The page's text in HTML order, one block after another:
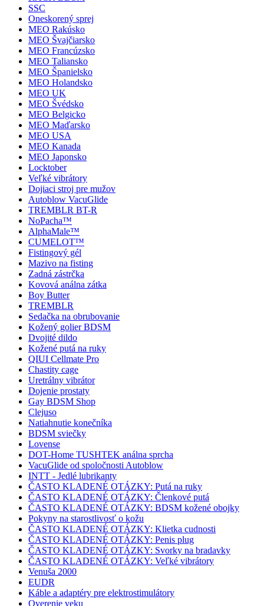
SSC
Oneskorený sprej
MEO Rakúsko
MEO Švajčiarsko
MEO Francúzsko
MEO Taliansko
MEO Španielsko
MEO Holandsko
MEO UK
MEO Švédsko
MEO Belgicko
MEO Maďarsko
MEO USA
MEO Kanada
MEO Japonsko
Locktober
Veľké vibrátory
Dojiaci stroj pre mužov
Autoblow VacuGlide
TREMBLR BT-R
NoPacha™
AlphaMale™
CUMELOT™
Fistingový gél
Mazivo na fisting
Zadná zástrčka
Kovová análna zátka
Boy Butter
TREMBLR
Sedačka na obrubovanie
Kožený golier BDSM
Dvojité dildo
Kožené putá na ruky
QIUI Cellmate Pro
Chastity cage
Uretrálny vibrátor
Dojenie prostaty
Gay BDSM Shop
Clejuso
Natiahnutie konečníka
BDSM sviečky
Lovense
DOT-Home TUSHTEK análna sprcha
VacuGlide od spoločnosti Autoblow
INTT - Jedlé lubrikanty
ČASTO KLADENÉ OTÁZKY: Putá na ruky
ČASTO KLADENÉ OTÁZKY: Členkové putá
ČASTO KLADENÉ OTÁZKY: BDSM kožené obojky
Pokyny na starostlivosť o kožu
ČASTO KLADENÉ OTÁZKY: Klietka cudnosti
ČASTO KLADENÉ OTÁZKY: Penis plug
ČASTO KLADENÉ OTÁZKY: Svorky na bradavky
ČASTO KLADENÉ OTÁZKY: Veľké vibrátory
Venuša 2000
EUDR
Káble a adaptéry pre elektrostimulátory
Overenie veku